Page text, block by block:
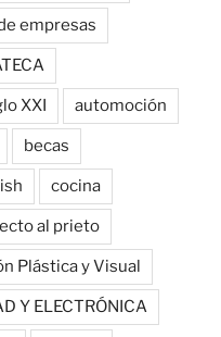
empresas
XXI automoción
becas
cocina
al prieto
Plástica y Visual
Y ELECTRÓNICA